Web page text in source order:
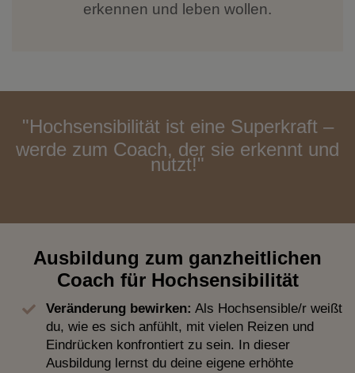
erkennen und leben wollen.
"Hochsensibilität ist eine Superkraft –
werde zum Coach, der sie erkennt und
nutzt!"
Ausbildung zum ganzheitlichen
Coach für Hochsensibilität
Veränderung bewirken: Als Hochsensible/r weißt
du, wie es sich anfühlt, mit vielen Reizen und
Eindrücken konfrontiert zu sein. In dieser
Ausbildung lernst du deine eigene erhöhte